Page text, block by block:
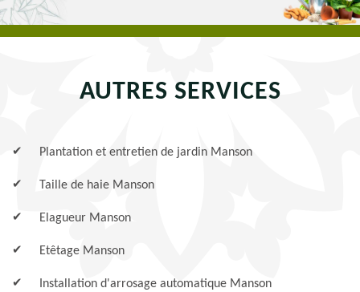
AUTRES SERVICES
Plantation et entretien de jardin Manson
Taille de haie Manson
Elagueur Manson
Etêtage Manson
Installation d'arrosage automatique Manson